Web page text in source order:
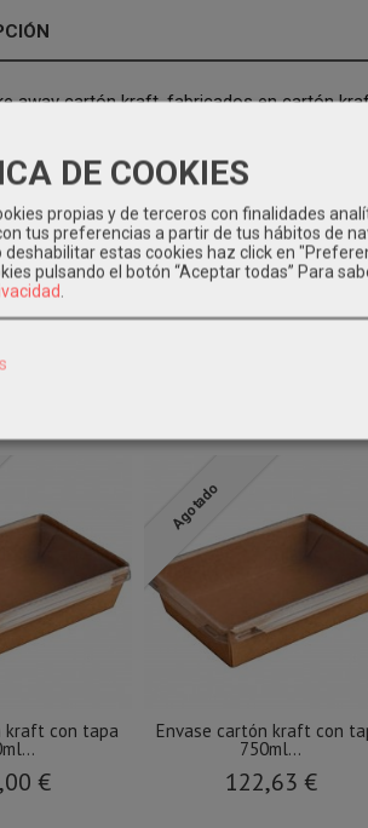
away cartón kraft, fabricados en cartón
kraft rectangulares son ideales para
envases + 1 caja de 300 tapas
kraft con tapa
€
Agotado
Envase cartón kraft con
750ml...
122,63 €
DE COOKIES
propias y de terceros con finalidades
tus preferencias a partir de tus hábitos de
deshabilitar estas cookies haz click en
pulsando el botón “Aceptar todas” Para
.